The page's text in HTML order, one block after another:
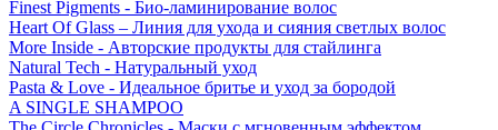
Finest Pigments - Био-ламинирование волос
Heart Of Glass – Линия для ухода и сияния светлых волос
More Inside - Авторские продукты для стайлинга
Natural Tech - Натуральный уход
Pasta & Love - Идеальное бритье и уход за бородой
A SINGLE SHAMPOO